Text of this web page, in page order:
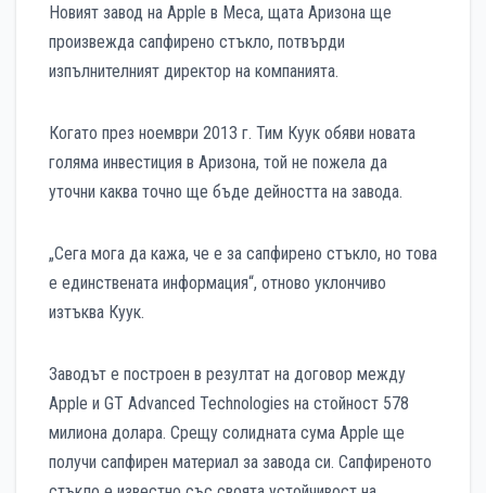
Новият завод на Apple в Меса, щата Аризона ще
произвежда сапфирено стъкло, потвърди
изпълнителният директор на компанията.
Когато през ноември 2013 г. Тим Куук обяви новата
голяма инвестиция в Аризона, той не пожела да
уточни каква точно ще бъде дейността на завода.
„Сега мога да кажа, че е за сапфирено стъкло, но това
е единствената информация“, отново уклончиво
изтъква Куук.
Заводът е построен в резултат на договор между
Apple и GT Advanced Technologies на стойност 578
милиона долара. Срещу солидната сума Apple ще
получи сапфирен материал за завода си. Сапфиреното